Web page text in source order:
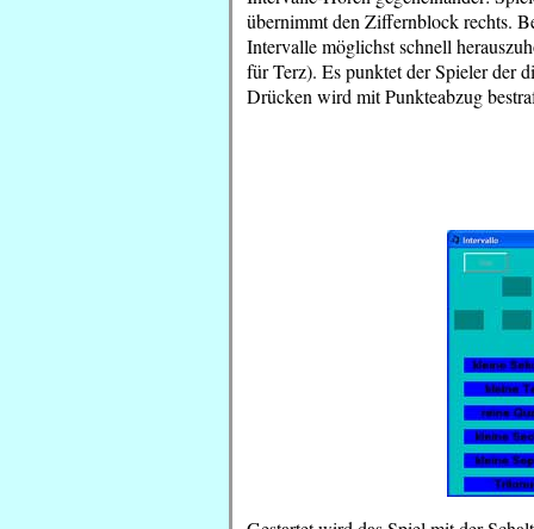
übernimmt den Ziffernblock rechts.
Intervalle möglichst schnell
für Terz). Es punktet der Spieler der
Drücken wird mit Punkteabzug